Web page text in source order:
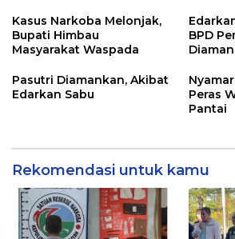
Kasus Narkoba Melonjak,
Bupati Himbau
Masyarakat Waspada
BPD
Pasutri Diamankan, Akibat
Edarkan Sabu
Peras
Pantai
Rekomendasi untuk kamu